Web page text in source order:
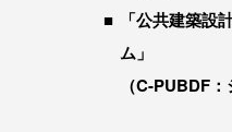
「公共建築設
ム」
（C-PUBDF